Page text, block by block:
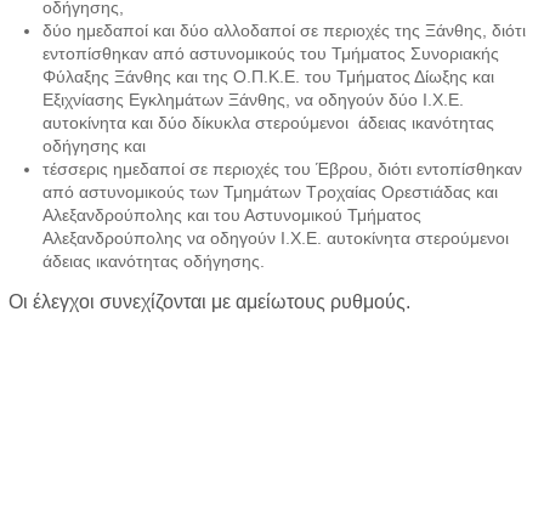
οδήγησης,
δύο ημεδαποί και δύο αλλοδαποί σε περιοχές της Ξάνθης, διότι
εντοπίσθηκαν από αστυνομικούς του Τμήματος Συνοριακής
Φύλαξης Ξάνθης και της Ο.Π.Κ.Ε. του Τμήματος Δίωξης και
Εξιχνίασης Εγκλημάτων Ξάνθης, να οδηγούν δύο Ι.Χ.Ε.
αυτοκίνητα και δύο δίκυκλα στερούμενοι άδειας ικανότητας
οδήγησης και
τέσσερις ημεδαποί σε περιοχές του Έβρου, διότι εντοπίσθηκαν
από αστυνομικούς των Τμημάτων Τροχαίας Ορεστιάδας και
Αλεξανδρούπολης και του Αστυνομικού Τμήματος
Αλεξανδρούπολης να οδηγούν Ι.Χ.Ε. αυτοκίνητα στερούμενοι
άδειας ικανότητας οδήγησης.
Οι έλεγχοι συνεχίζονται με αμείωτους ρυθμούς.